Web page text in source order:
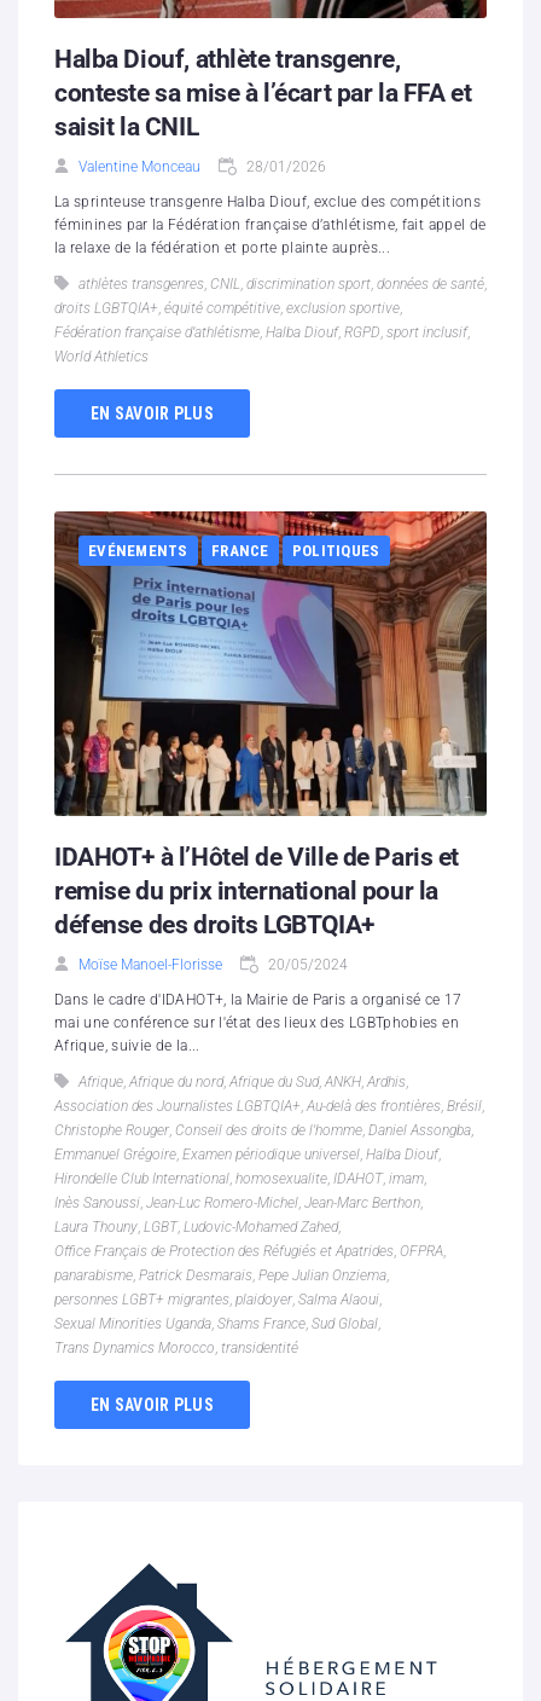
Halba Diouf, athlète transgenre,
conteste sa mise à l’écart par la FFA et
saisit la CNIL
Valentine Monceau 28/01/2026
La sprinteuse transgenre Halba Diouf, exclue des compétitions
féminines par la Fédération française d’athlétisme, fait appel de
la relaxe de la fédération et porte plainte auprès...
athlètes transgenres, CNIL, discrimination sport, données de santé,
droits LGBTQIA+, équité compétitive, exclusion sportive,
Fédération française d’athlétisme, Halba Diouf, RGPD, sport inclusif,
World Athletics
EN SAVOIR PLUS
EVÉNEMENTS FRANCE POLITIQUES
IDAHOT+ à l’Hôtel de Ville de Paris et
remise du prix international pour la
défense des droits LGBTQIA+
Moïse Manoel-Florisse 20/05/2024
Dans le cadre d'IDAHOT+, la Mairie de Paris a organisé ce 17
mai une conférence sur l'état des lieux des LGBTphobies en
Afrique, suivie de la...
Afrique, Afrique du nord, Afrique du Sud, ANKH, Ardhis,
Association des Journalistes LGBTQIA+, Au-delà des frontières, Brésil,
Christophe Rouger, Conseil des droits de l'homme, Daniel Assongba,
Emmanuel Grégoire, Examen périodique universel, Halba Diouf,
Hirondelle Club International, homosexualite, IDAHOT, imam,
Inès Sanoussi, Jean-Luc Romero-Michel, Jean-Marc Berthon,
Laura Thouny, LGBT, Ludovic-Mohamed Zahed,
Office Français de Protection des Réfugiés et Apatrides, OFPRA,
panarabisme, Patrick Desmarais, Pepe Julian Onziema,
personnes LGBT+ migrantes, plaidoyer, Salma Alaoui,
Sexual Minorities Uganda, Shams France, Sud Global,
Trans Dynamics Morocco, transidentité
EN SAVOIR PLUS